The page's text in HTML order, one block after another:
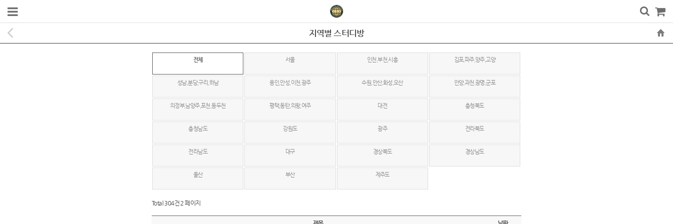
지역별 스터디방
전체 서울 인천,부천,시흥 김포,파주,양주,고양
성남,분당,구리,하남 용인,안성,이천,광주 수원,안산,화성,오산 안양,과천,광명,군포
의정부,남양주,포천,동두천 평택,동탄,의왕,여주 대전 충청북도
충청남도 강원도 광주 전라북도
전라남도 대구 경상북도 경상남도
울산 부산 제주도
Total 304건 2 페이지